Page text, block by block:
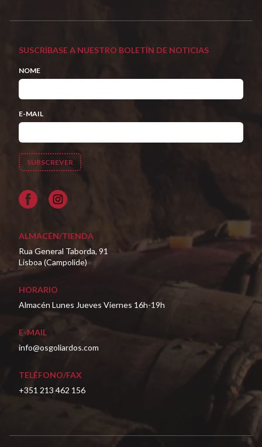
SUSCRÍBASE A NUESTRO BOLETÍN DE NOTICIAS
NOME
E-MAIL
Facebook
ALMACÉN/TIENDA
Rua General Taborda, 91
Lisboa (Campolide)
HORARIO
Almacén Lunes Jueves Viernes 16h-19h
E-MAIL
info@osgoliardos.com
TELÉFONO/FAX
+351 213 462 156